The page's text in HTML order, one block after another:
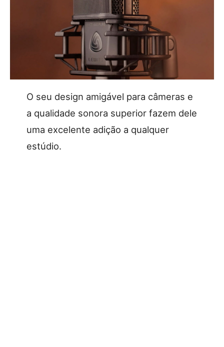
O seu design amigável para câmeras e
a qualidade sonora superior fazem dele
uma excelente adição a qualquer
estúdio.